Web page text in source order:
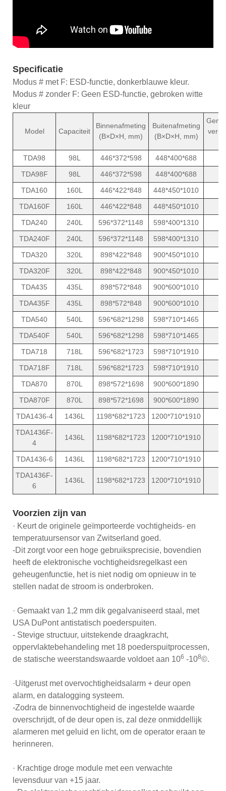
Specificatie
Modus # met F: ESD-functie, donkerblauwe kleur.
Modus # zonder F: Geen ESD-functie, gebroken witte
kleur
Model Capaciteit
Binnenafmeting
(B×D×H, mm)
Buitenafmeting
(B×D×H, mm)
TDA98
98L 446*372*598 448*400*688
TDA98F
98L 446*372*598 448*400*688
TDA160
160L 446*422*848 448*450*1010
TDA160F
160L 446*422*848 448*450*1010
TDA240
240L 596*372*1148 598*400*1310
TDA240F
240L 596*372*1148 598*400*1310
TDA320
320L 898*422*848 900*450*1010
TDA320F
320L 898*422*848 900*450*1010
TDA435
435L 898*572*848 900*600*1010
TDA435F
435L 898*572*848 900*600*1010
TDA540
540L 596*682*1298 598*710*1465
TDA540F
540L 596*682*1298 598*710*1465
TDA718
718L 596*682*1723 598*710*1910
TDA718F
718L 596*682*1723 598*710*1910
TDA870
870L 898*572*1698 900*600*1890
TDA870F
870L 898*572*1698 900*600*1890
TDA1436-4
1436L 1198*682*1723 1200*710*1910
TDA1436F-
4
1436L 1198*682*1723 1200*710*1910
TDA1436-6 1436L 1198*682*1723 1200*710*1910
TDA1436F-
6
1436L 1198*682*1723 1200*710*1910
Voorzien zijn van
· Keurt de originele geïmporteerde vochtigheids- en
temperatuursensor van Zwitserland goed.
-Dit zorgt voor een hoge gebruiksprecisie, bovendien
heeft de elektronische vochtigheidsregelkast een
geheugenfunctie, het is niet nodig om opnieuw in te
stellen nadat de stroom is onderbroken.
· Gemaakt van 1,2 mm dik gegalvaniseerd staal, met
USA DuPont antistatisch poederspuiten.
- Stevige structuur, uitstekende draagkracht,
oppervlaktebehandeling met 18 poederspuitprocessen,
de statische weerstandswaarde voldoet aan 106 -108©.
·Uitgerust met overvochtigheidsalarm + deur open
alarm, en datalogging systeem.
-Zodra de binnenvochtigheid de ingestelde waarde
overschrijdt, of de deur open is, zal deze onmiddellijk
alarmeren met geluid en licht, om de operator eraan te
herinneren.
· Krachtige droge module met een verwachte
levensduur van +15 jaar.